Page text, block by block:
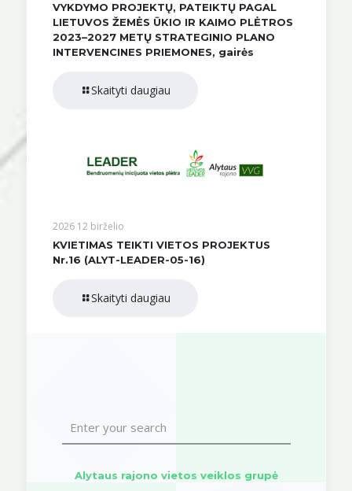
VYKDYMO PROJEKTŲ, PATEIKTŲ PAGAL
LIETUVOS ŽEMĖS ŪKIO IR KAIMO PLĖTROS
2023–2027 METŲ STRATEGINIO PLANO
INTERVENCINES PRIEMONES, gairės
Skaityti daugiau
2026 12 birželio
KVIETIMAS TEIKTI VIETOS PROJEKTUS
Nr.16 (ALYT-LEADER-05-16)
Skaityti daugiau
Alytaus rajono vietos veiklos grupė